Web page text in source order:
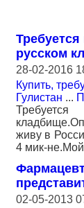
Требуется
русском
28-02-2016
Купить,
Гулистан ...
Требуется
живу в
4 мик-
02-05-2013